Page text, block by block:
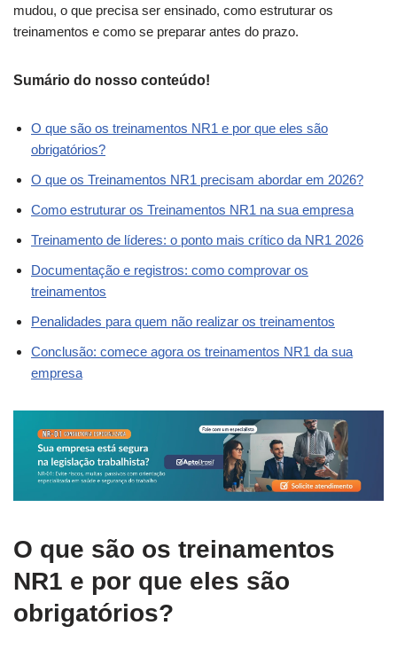
mudou, o que precisa ser ensinado, como estruturar os
treinamentos e como se preparar antes do prazo.
Sumário do nosso conteúdo!
O que são os treinamentos NR1 e por que eles são
obrigatórios?
O que os Treinamentos NR1 precisam abordar em 2026?
Como estruturar os Treinamentos NR1 na sua empresa
Treinamento de líderes: o ponto mais crítico da NR1 2026
Documentação e registros: como comprovar os
treinamentos
Penalidades para quem não realizar os treinamentos
Conclusão: comece agora os treinamentos NR1 da sua
empresa
O que são os treinamentos
NR1 e por que eles são
obrigatórios?